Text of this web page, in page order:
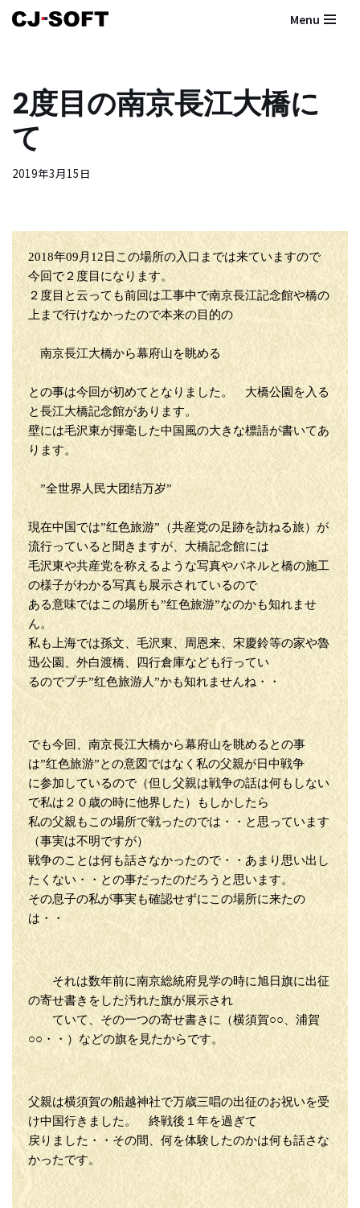
ン
へ
キ
Menu
2度目の南京長江大橋に
て
2019年3月15日
2018年09月12日この場所の入口までは来ていますので
今回で２度目になります。
２度目と云っても前回は工事中で南京長江記念館や橋の
上まで行けなかったので本来の目的の
南京長江大橋から幕府山を眺める
との事は今回が初めてとなりました。 大橋公園を入る
と長江大橋記念館があります。
壁には毛沢東が揮毫した中国風の大きな標語が書いてあ
ります。
”全世界人民大团结万岁”
現在中国では”红色旅游”（共産党の足跡を訪ねる旅）が
流行っていると聞きますが、大橋記念館には
毛沢東や共産党を称えるような写真やパネルと橋の施工
の様子がわかる写真も展示されているので
ある意味ではこの場所も”红色旅游”なのかも知れませ
ん。
私も上海では孫文、毛沢東、周恩来、宋慶鈴等の家や魯
迅公園、外白渡橋、四行倉庫なども行ってい
るのでプチ”红色旅游人”かも知れませんね・・
でも今回、南京長江大橋から幕府山を眺めるとの事
は”红色旅游”との意図ではなく私の父親が日中戦争
に参加しているので（但し父親は戦争の話は何もしない
で私は２０歳の時に他界した）もしかしたら
私の父親もこの場所で戦ったのでは・・と思っています
（事実は不明ですが）
戦争のことは何も話さなかったので・・あまり思い出し
たくない・・との事だったのだろうと思います。
その息子の私が事実も確認せずにこの場所に来たの
は・・
それは数年前に南京総統府見学の時に旭日旗に出征
の寄せ書きをした汚れた旗が展示され
ていて、その一つの寄せ書きに（横須賀○○、浦賀
○○・・）などの旗を見たからです。
父親は横須賀の船越神社で万歳三唱の出征のお祝いを受
け中国行きました。 終戦後１年を過ぎて
戻りました・・その間、何を体験したのかは何も話さな
かったです。